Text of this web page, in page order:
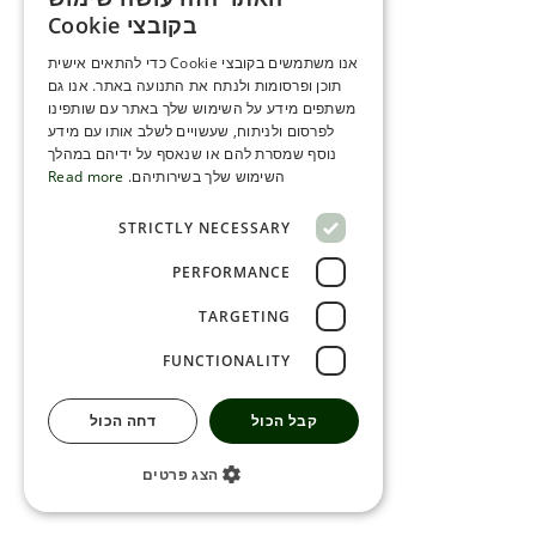
ENGLISH
SERBIA
HEBREW
RUSSIAN
SERBIAN-2
בקובצי Cookie
אנו משתמשים בקובצי Cookie כדי להתאים אישית
תוכן ופרסומות ולנתח את התנועה באתר. אנו גם
משתפים מידע על השימוש שלך באתר עם שותפינו
לפרסום ולניתוח, שעשויים לשלב אותו עם מידע
נוסף שמסרת להם או שנאסף על ידיהם במהלך
השימוש שלך בשירותיהם. Read more
STRICTLY NECESSARY
PERFORMANCE
TARGETING
FUNCTIONALITY
קבל הכול דחה הכול
הצג פרטים